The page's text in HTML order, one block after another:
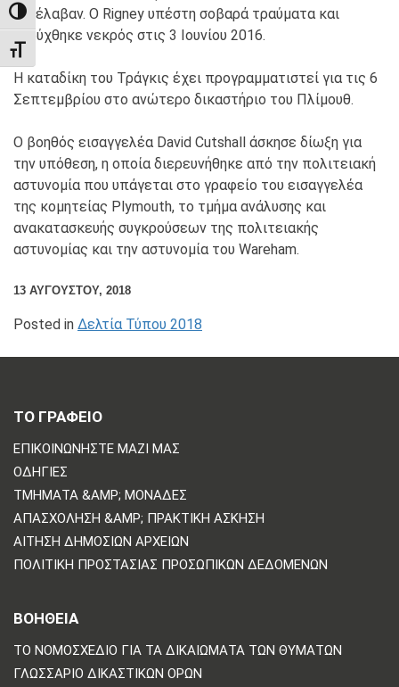
TOGGLE HIGH CONTRAST
TOGGLE FONT SIZE
συνέλαβαν. Ο Rigney υπέστη σοβαρά τραύματα και
κηρύχθηκε νεκρός στις 3 Ιουνίου 2016.
Η καταδίκη του Τράγκις έχει προγραμματιστεί για τις 6
Σεπτεμβρίου στο ανώτερο δικαστήριο του Πλίμουθ.
Ο βοηθός εισαγγελέα David Cutshall άσκησε δίωξη για
την υπόθεση, η οποία διερευνήθηκε από την πολιτειακή
αστυνομία που υπάγεται στο γραφείο του εισαγγελέα
της κομητείας Plymouth, το τμήμα ανάλυσης και
ανακατασκευής συγκρούσεων της πολιτειακής
αστυνομίας και την αστυνομία του Wareham.
13 ΑΥΓΟΎΣΤΟΥ, 2018
Posted in Δελτία Τύπου 2018
ΤΟ ΓΡΑΦΕΙΟ
ΕΠΙΚΟΙΝΩΝΗΣΤΕ ΜΑΖΙ ΜΑΣ
ΟΔΗΓΊΕΣ
ΤΜΉΜΑΤΑ &AMP; ΜΟΝΆΔΕΣ
ΑΠΑΣΧΌΛΗΣΗ &AMP; ΠΡΑΚΤΙΚΉ ΆΣΚΗΣΗ
ΑΊΤΗΣΗ ΔΗΜΌΣΙΩΝ ΑΡΧΕΊΩΝ
ΠΟΛΙΤΙΚΗ ΠΡΟΣΤΑΣΙΑΣ ΠΡΟΣΩΠΙΚΩΝ ΔΕΔΟΜΕΝΩΝ
ΒΟΗΘΕΙΑ
ΤΟ ΝΟΜΟΣΧΈΔΙΟ ΓΙΑ ΤΑ ΔΙΚΑΙΏΜΑΤΑ ΤΩΝ ΘΥΜΆΤΩΝ
ΓΛΩΣΣΆΡΙΟ ΔΙΚΑΣΤΙΚΏΝ ΌΡΩΝ